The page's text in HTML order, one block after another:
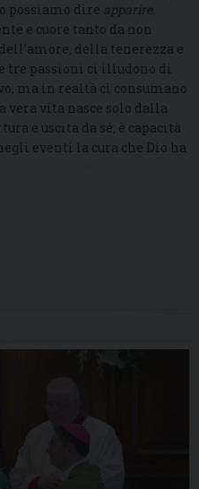
possiamo dire apparire.
e cuore tanto da non
della tenerezza e
tre passioni ci illudono di
ma in realtà ci consumano
vera vita nasce solo dalla
e uscita da sé; è capacità
eventi la cura che Dio ha